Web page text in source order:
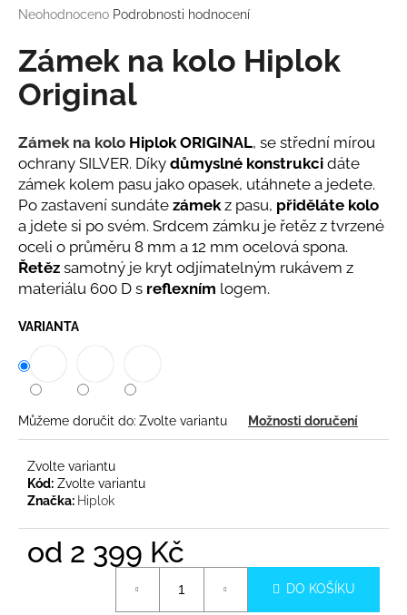
Průměrné
produktu
je
0,0
z
hvězdiček.
Neohodnoceno Podrobnosti hodnocení
Zámek na kolo Hiplok
Original
Zámek na kolo Hiplok ORIGINAL, se střední mírou
ochrany SILVER. Díky důmyslné konstrukci dáte
zámek kolem pasu jako opasek, utáhnete a jedete.
Po zastavení sundáte zámek z pasu, přiděláte kolo
a jdete si po svém. Srdcem zámku je řetěz z tvrzené
oceli o průměru 8 mm a 12 mm ocelová spona.
Řetěz samotný je kryt odjímatelným rukávem z
materiálu 600 D s reflexním logem.
VARIANTA
Můžeme doručit do: Zvolte variantu Možnosti doručení
Zvolte variantu
Kód: Zvolte variantu
Značka: Hiplok
od 2 399 Kč
DO KOŠÍKU
a
j
í
t
HLEDAT
D
p
r
u
e
m
e